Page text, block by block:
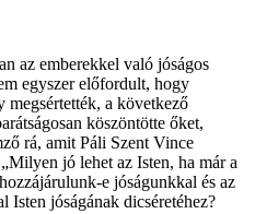
az emberekkel való jóságos
egyszer előfordult, hogy
a következő
köszöntötte őket,
rá, amit Páli Szent Vince
jó lehet az Isten, ha már a
e jóságunkkal és az
Isten jóságának dicséretéhez?